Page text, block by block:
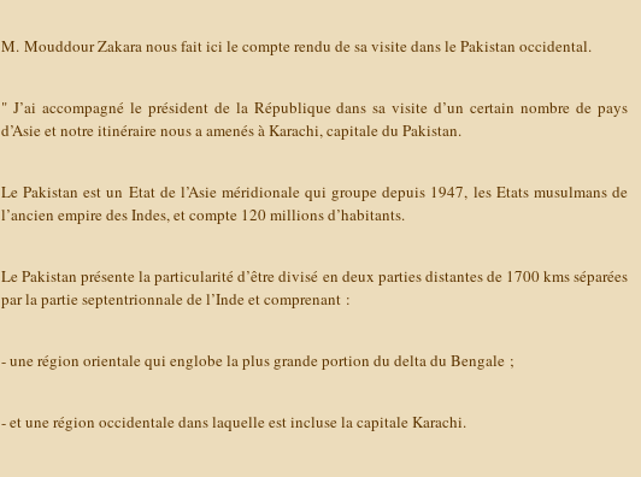
M. Mouddour Zakara nous fait ici le compte rendu de sa visite dans le Pakistan occidental.
" J’ai accompagné le président de la République dans sa visite d’un certain nombre de pays
d’Asie et notre itinéraire nous a amenés à Karachi, capitale du Pakistan.
Le Pakistan est un Etat de l’Asie méridionale qui groupe depuis 1947, les Etats musulmans de
l’ancien empire des Indes, et compte 120 millions d’habitants.
Le Pakistan présente la particularité d’être divisé en deux parties distantes de 1700 kms séparées
par la partie septentrionnale de l’Inde et comprenant :
- une région orientale qui englobe la plus grande portion du delta du Bengale ;
- et une région occidentale dans laquelle est incluse la capitale Karachi.